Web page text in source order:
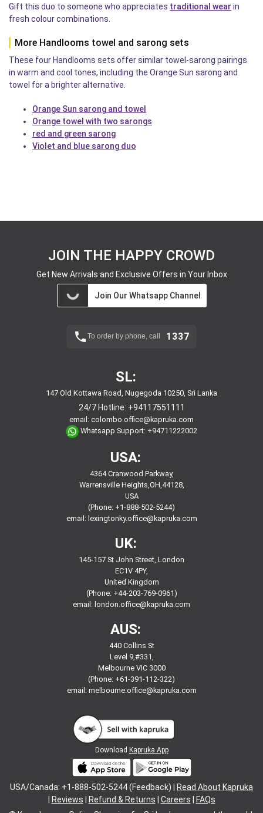
Gift this duo to someone who appreciates traditional wear in
fresh colour combinations.
More Handlooms towel and sarong sets
These four Handlooms sets offer similar towel-sarong pairings
in warm and cool tones, including the Orange Sun sarong and
towel for a brighter alternative.
Orange Sun sarong and towel
Orange towel with two sarongs
red and green sarong
Violet and blue sarong duo
JOIN THE HAPPY CROWD
Get New Arrivals and Exclusive Offers in Your Inbox
Join Our Whatsapp Channel
To order by phone, call 1337
SL:
147 Old Kottawa Road, Nugegoda 10250, Sri Lanka
24/7 Hotline: +94117551111
email: colombo.office@kapruka.com
Whatsapp Support: +94711222002
USA:
4364 Cranwood Parkway,
Warrensville Heights,OH,44128,
USA
(Phone: +1-888-502-5244)
email: lexingtonky.office@kapruka.com
UK:
145-157 St John Street, London
EC1V 4PY,
United Kingdom
(Phone: +44-203-769-0961)
email: london.office@kapruka.com
AUS:
440 Collins St
Level 9,#331,
Melbourne VIC 3000
(Phone: +61-391-112-322)
email: melbourne.office@kapruka.com
Download Kapruka App
USA/Canada: +1-888-502-5244 (Feedback) |
Read About Kapruka
Reviews Refund & Returns Careers
FAQs